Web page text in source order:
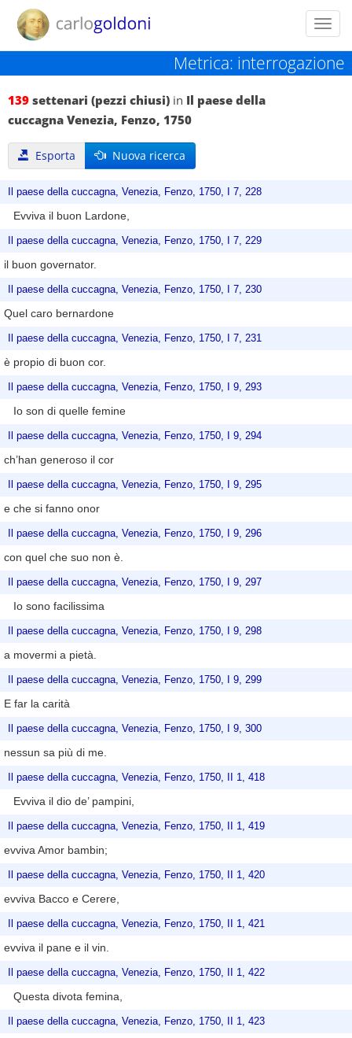
Metrica: interrogazione
139 settenari (pezzi chiusi) in Il paese della
cuccagna Venezia, Fenzo, 1750
Esporta Nuova ricerca
Il paese della cuccagna, Venezia, Fenzo, 1750, I 7, 228
Evviva il buon Lardone,
Il paese della cuccagna, Venezia, Fenzo, 1750, I 7, 229
il buon governator.
Il paese della cuccagna, Venezia, Fenzo, 1750, I 7, 230
Quel caro bernardone
Il paese della cuccagna, Venezia, Fenzo, 1750, I 7, 231
è propio di buon cor.
Il paese della cuccagna, Venezia, Fenzo, 1750, I 9, 293
Io son di quelle femine
Il paese della cuccagna, Venezia, Fenzo, 1750, I 9, 294
ch’han generoso il cor
Il paese della cuccagna, Venezia, Fenzo, 1750, I 9, 295
e che si fanno onor
Il paese della cuccagna, Venezia, Fenzo, 1750, I 9, 296
con quel che suo non è.
Il paese della cuccagna, Venezia, Fenzo, 1750, I 9, 297
Io sono facilissima
Il paese della cuccagna, Venezia, Fenzo, 1750, I 9, 298
a movermi a pietà.
Il paese della cuccagna, Venezia, Fenzo, 1750, I 9, 299
E far la carità
Il paese della cuccagna, Venezia, Fenzo, 1750, I 9, 300
nessun sa più di me.
Il paese della cuccagna, Venezia, Fenzo, 1750, II 1, 418
Evviva il dio de’ pampini,
Il paese della cuccagna, Venezia, Fenzo, 1750, II 1, 419
evviva Amor bambin;
Il paese della cuccagna, Venezia, Fenzo, 1750, II 1, 420
evviva Bacco e Cerere,
Il paese della cuccagna, Venezia, Fenzo, 1750, II 1, 421
evviva il pane e il vin.
Il paese della cuccagna, Venezia, Fenzo, 1750, II 1, 422
Questa divota femina,
Il paese della cuccagna, Venezia, Fenzo, 1750, II 1, 423